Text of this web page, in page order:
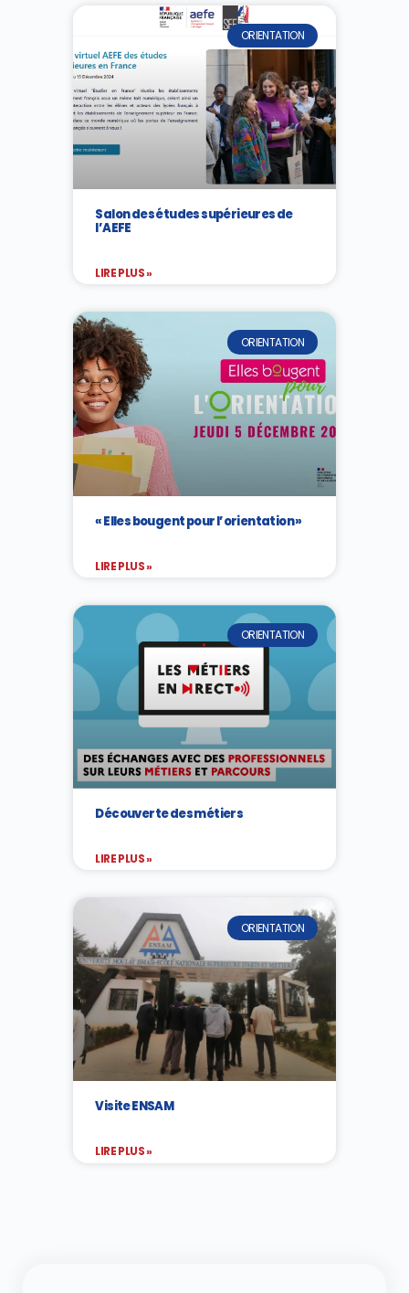
ORIENTATION
Salon des études supérieures de
l’AEFE
LIRE PLUS »
ORIENTATION
« Elles bougent pour l’orientation »
LIRE PLUS »
ORIENTATION
Découverte des métiers
LIRE PLUS »
ORIENTATION
Visite ENSAM
LIRE PLUS »